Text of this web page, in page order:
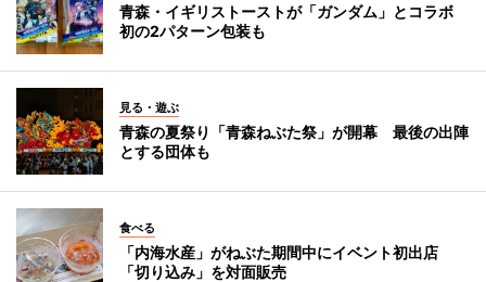
青森・イギリストーストが「ガンダム」とコラボ
初の2パターン包装も
見る・遊ぶ
青森の夏祭り「青森ねぶた祭」が開幕 最後の出陣
とする団体も
食べる
「内海水産」がねぶた期間中にイベント初出店
「切り込み」を対面販売